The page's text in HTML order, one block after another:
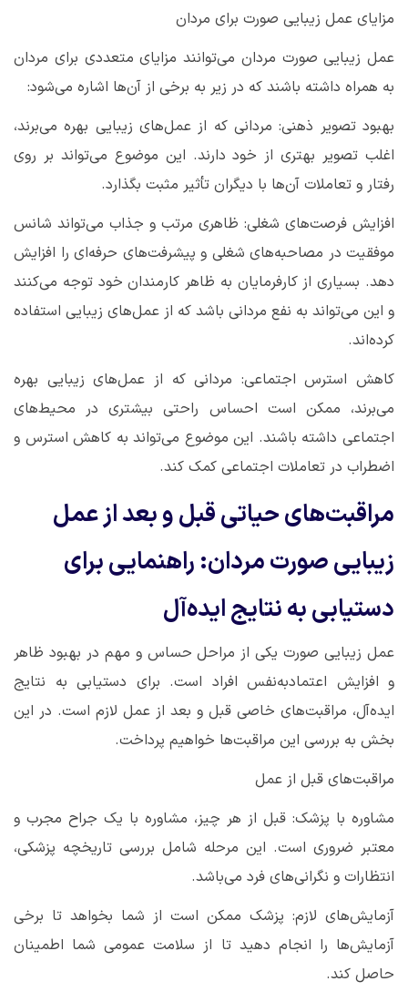
مزایای عمل زیبایی صورت برای مردان
عمل زیبایی صورت مردان می‌توانند مزایای متعددی برای مردان
به همراه داشته باشند که در زیر به برخی از آن‌ها اشاره می‌شود:
بهبود تصویر ذهنی: مردانی که از عمل‌های زیبایی بهره می‌برند،
اغلب تصویر بهتری از خود دارند. این موضوع می‌تواند بر روی
رفتار و تعاملات آن‌ها با دیگران تأثیر مثبت بگذارد.
افزایش فرصت‌های شغلی: ظاهری مرتب و جذاب می‌تواند شانس
موفقیت در مصاحبه‌های شغلی و پیشرفت‌های حرفه‌ای را افزایش
دهد. بسیاری از کارفرمایان به ظاهر کارمندان خود توجه می‌کنند
و این می‌تواند به نفع مردانی باشد که از عمل‌های زیبایی استفاده
کرده‌اند.
کاهش استرس اجتماعی: مردانی که از عمل‌های زیبایی بهره
می‌برند، ممکن است احساس راحتی بیشتری در محیط‌های
اجتماعی داشته باشند. این موضوع می‌تواند به کاهش استرس و
اضطراب در تعاملات اجتماعی کمک کند.
مراقبت‌های حیاتی قبل و بعد از عمل
زیبایی صورت مردان: راهنمایی برای
دستیابی به نتایج ایده‌آل
عمل زیبایی صورت یکی از مراحل حساس و مهم در بهبود ظاهر
و افزایش اعتمادبه‌نفس افراد است. برای دستیابی به نتایج
ایده‌آل، مراقبت‌های خاصی قبل و بعد از عمل لازم است. در این
بخش به بررسی این مراقبت‌ها خواهیم پرداخت.
مراقبت‌های قبل از عمل
مشاوره با پزشک: قبل از هر چیز، مشاوره با یک جراح مجرب و
معتبر ضروری است. این مرحله شامل بررسی تاریخچه پزشکی،
انتظارات و نگرانی‌های فرد می‌باشد.
آزمایش‌های لازم: پزشک ممکن است از شما بخواهد تا برخی
آزمایش‌ها را انجام دهید تا از سلامت عمومی شما اطمینان
حاصل کند.